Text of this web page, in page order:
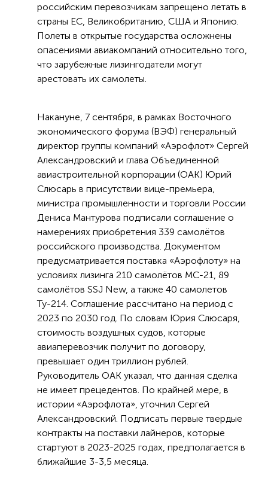
российским перевозчикам запрещено летать в
страны ЕС, Великобританию, США и Японию.
Полеты в открытые государства осложнены
опасениями авиакомпаний относительно того,
что зарубежные лизингодатели могут
арестовать их самолеты.
Накануне, 7 сентября, в рамках Восточного
экономического форума (ВЭФ) генеральный
директор группы компаний «Аэрофлот» Сергей
Александровский и глава Объединенной
авиастроительной корпорации (ОАК) Юрий
Слюсарь в присутствии вице-премьера,
министра промышленности и торговли России
Дениса Мантурова подписали соглашение о
намерениях приобретения 339 самолётов
российского производства. Документом
предусматривается поставка «Аэрофлоту» на
условиях лизинга 210 самолётов МС-21, 89
самолётов SSJ New, а также 40 самолетов
Ту-214. Соглашение рассчитано на период с
2023 по 2030 год. По словам Юрия Слюсаря,
стоимость воздушных судов, которые
авиаперевозчик получит по договору,
превышает один триллион рублей.
Руководитель ОАК указал, что данная сделка
не имеет прецедентов. По крайней мере, в
истории «Аэрофлота», уточнил Сергей
Александровский. Подписать первые твердые
контракты на поставки лайнеров, которые
стартуют в 2023-2025 годах, предполагается в
ближайшие 3-3,5 месяца.